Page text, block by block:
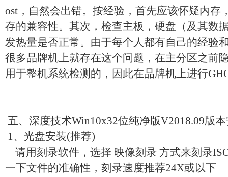
ost，自然会出错。按经验，首先应该怀疑内存
存的兼容性。其次，检查主板，硬盘（及其数
发热量是否正常。由于每个人都有自己的经验
很多品牌机上就存在这个问题，在主分区之前
用于整机系统检测的，因此在品牌机上进行
五、深度技术Win10x32位纯净版V2018.09版
1、光盘安装(推荐)
请用刻录软件，选择 映像刻录 方式来刻录
一下文件的准确性，刻录速度推荐24X或以下